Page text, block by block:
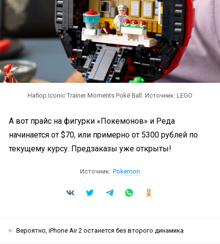
Набор Iconic Trainer Moments Poké Ball. Источник: LEGO
А вот прайс на фигурки «Покемонов» и Реда
начинается от $70, или примерно от 5300 рублей по
текущему курсу. Предзаказы уже открыты!
Источник: Pokemon
Вероятно, iPhone Air 2 останется без второго динамика